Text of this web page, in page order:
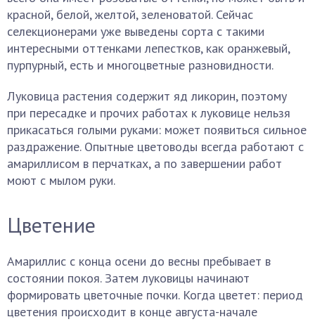
красной, белой, желтой, зеленоватой. Сейчас
селекционерами уже выведены сорта с такими
интересными оттенками лепестков, как оранжевый,
пурпурный, есть и многоцветные разновидности.
Луковица растения содержит яд ликорин, поэтому
при пересадке и прочих работах к луковице нельзя
прикасаться голыми руками: может появиться сильное
раздражение. Опытные цветоводы всегда работают с
амариллисом в перчатках, а по завершении работ
моют с мылом руки.
Цветение
Амариллис с конца осени до весны пребывает в
состоянии покоя. Затем луковицы начинают
формировать цветочные почки. Когда цветет: период
цветения происходит в конце августа-начале